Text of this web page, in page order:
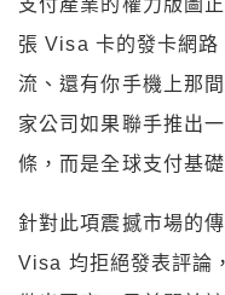
支付產業的權力版圖
張 Visa 卡的發卡網
流、還有你手機上那
家公司如果聯手推出
條，而是全球支付基
針對此項震撼市場的
Visa 均拒絕發表評論